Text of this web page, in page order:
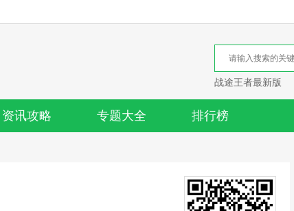
战途王者最新版
资讯攻略 专题大全 排行榜